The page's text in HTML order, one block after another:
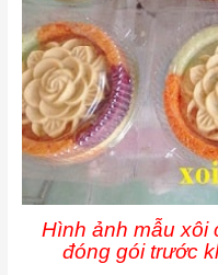
Hình ảnh mẫu xôi
đóng gói trước